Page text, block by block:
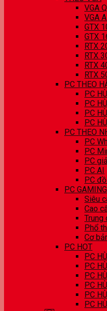
VGA
VGA
GTX
GTX
RTX
RTX
RTX
RTX
PC THEO
PC
PC
PC
PC
PC THEO
PC
PC
PC
PC AI
PC
PC GAMING
Siêu
Cao
Trung
Phổ
Cơ
PC HOT
PC
PC
PC
PC
PC
PC